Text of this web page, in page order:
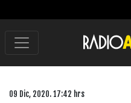
09 Dic, 2020. 17:42 hrs